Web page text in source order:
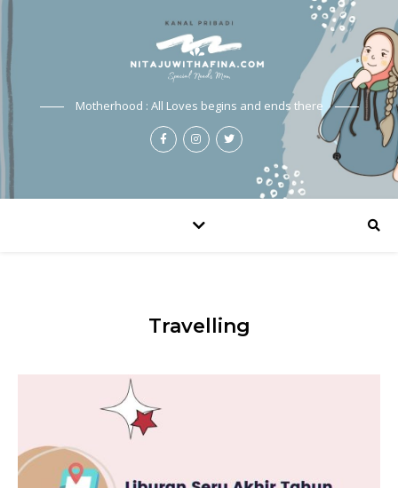
Motherhood : All Loves begins and ends there
Travelling